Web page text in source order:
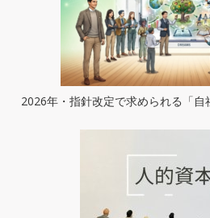
2026年・指針改定で求められる「